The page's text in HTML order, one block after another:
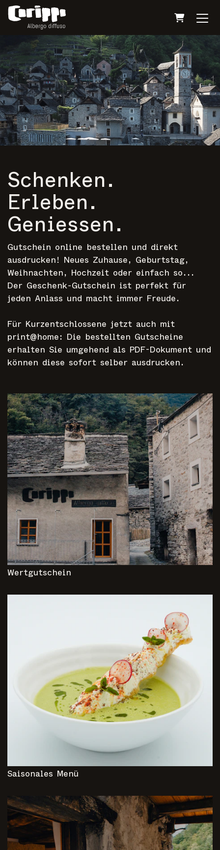
Warenkorb
Schenken.
Erleben.
Geniessen.
Gutschein online bestellen und direkt
ausdrucken! Neues Zuhause, Geburtstag,
Weihnachten, Hochzeit oder einfach so...
Der Geschenk-Gutschein ist perfekt für
jeden Anlass und macht immer Freude.
Für Kurzentschlossene jetzt auch mit
print@home: Die bestellten Gutscheine
erhalten Sie umgehend als PDF-Dokument und
können diese sofort selber ausdrucken.
Wertgutschein
Saisonales Menü